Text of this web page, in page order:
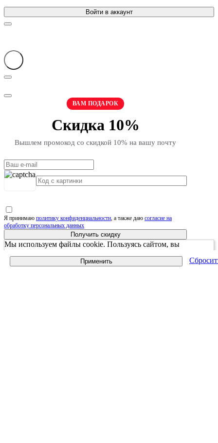
Применить
Войти в аккаунт
ВАМ ПОДАРОК
Скидка 10%
Вышлем промокод со скидкой 10% на вашу почту
Я принимаю политику конфиденциальности, а также даю согласие на
обработку персональных данных
Получить скидку
Мы используем файлы cookie. Пользуясь сайтом, вы